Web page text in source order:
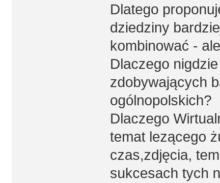
Dlatego
dziedziny
kombinować -
Dlaczego
zdobywających
ogólnopolskich?
Dlaczego
temat lezącego
czas,zdjęcia,
sukcesach tych